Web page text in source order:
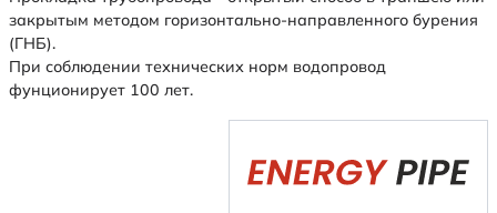
закрытым методом горизонтально-направленного бурения
(ГНБ).
При соблюдении технических норм водопровод
фунционирует 100 лет.